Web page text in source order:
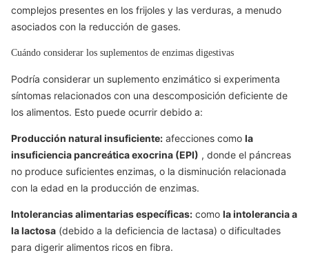
complejos presentes en los frijoles y las verduras, a menudo
asociados con la reducción de gases.
Cuándo considerar los suplementos de enzimas digestivas
Podría considerar un suplemento enzimático si experimenta
síntomas relacionados con una descomposición deficiente de
los alimentos. Esto puede ocurrir debido a:
Producción natural insuficiente: afecciones como la
insuficiencia pancreática exocrina (EPI) , donde el páncreas
no produce suficientes enzimas, o la disminución relacionada
con la edad en la producción de enzimas.
Intolerancias alimentarias específicas: como la intolerancia a
la lactosa (debido a la deficiencia de lactasa) o dificultades
para digerir alimentos ricos en fibra.